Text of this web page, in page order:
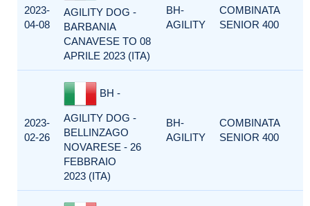
2023-
04-08
AGILITY DOG -
BARBANIA
CANAVESE TO 08
APRILE 2023 (ITA)
BH-
AGILITY
COMBINATA
SENIOR 400
2023-
02-26
BH -
AGILITY DOG -
BELLINZAGO
NOVARESE - 26
FEBBRAIO
2023 (ITA)
BH-
AGILITY
COMBINATA
SENIOR 400